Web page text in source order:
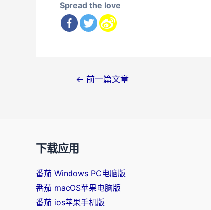
Spread the love
← 前一篇文章
下载应用
番茄 Windows PC电脑版
番茄 macOS苹果电脑版
番茄 ios苹果手机版